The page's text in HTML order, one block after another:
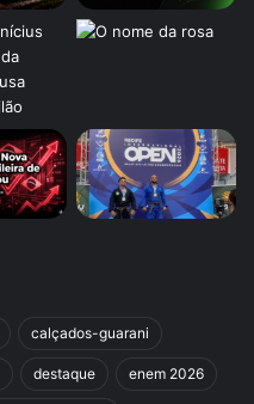
calçados-guarani
destaque enem 2026